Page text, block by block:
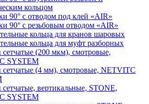
кольцом
90° с отводом под клей «AIR»
90° с резьбовым отводом «AIR»
кольца для кранов шаровых
кольца для муфт разборных
(200 мкм), смотровые,
SYSTEM
(4 мм), смотровые, NETVITC
вертикальные, STONE,
SYSTEM